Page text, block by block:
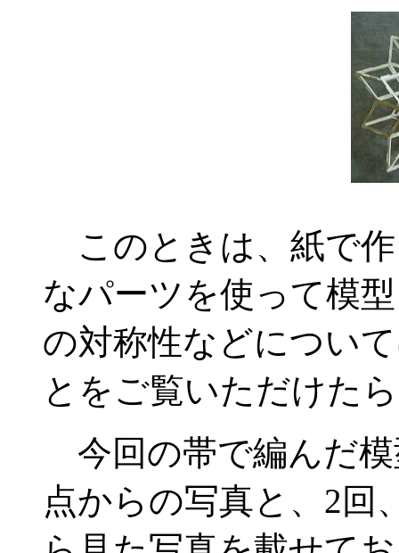
このときは、紙で
なパーツを使って模
の対称性などについ
とをご覧いただけた
今回の帯で編んだ
点からの写真と、2回